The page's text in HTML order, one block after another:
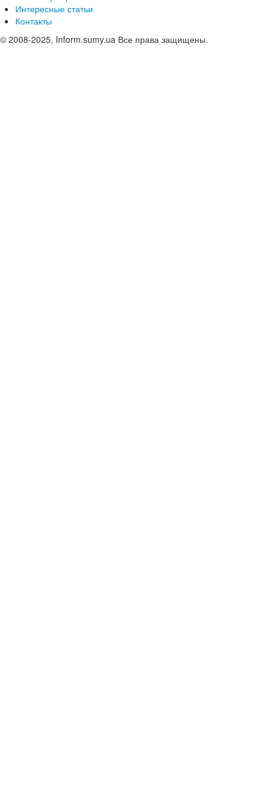
Интересные статьи
Контакты
© 2008-2025, Inform.sumy.ua Все права защищены.